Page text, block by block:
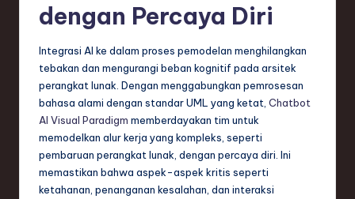
dengan Percaya Diri
Integrasi AI ke dalam proses pemodelan menghilangkan
tebakan dan mengurangi beban kognitif pada arsitek
perangkat lunak. Dengan menggabungkan pemrosesan
bahasa alami dengan standar UML yang ketat, Chatbot
AI Visual Paradigm memberdayakan tim untuk
memodelkan alur kerja yang kompleks, seperti
pembaruan perangkat lunak, dengan percaya diri. Ini
memastikan bahwa aspek-aspek kritis seperti
ketahanan, penanganan kesalahan, dan interaksi